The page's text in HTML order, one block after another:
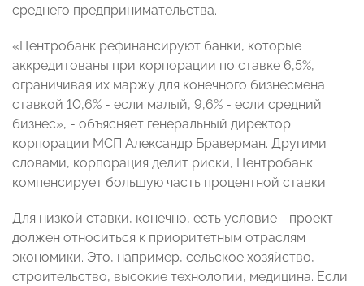
среднего предпринимательства.
«Центробанк рефинансируют банки, которые
аккредитованы при корпорации по ставке 6,5%,
ограничивая их маржу для конечного бизнесмена
ставкой 10,6% - если малый, 9,6% - если средний
бизнес», - объясняет генеральный директор
корпорации МСП Александр Браверман. Другими
словами, корпорация делит риски, Центробанк
компенсирует большую часть процентной ставки.
Для низкой ставки, конечно, есть условие - проект
должен относиться к приоритетным отраслям
экономики. Это, например, сельское хозяйство,
строительство, высокие технологии, медицина. Если